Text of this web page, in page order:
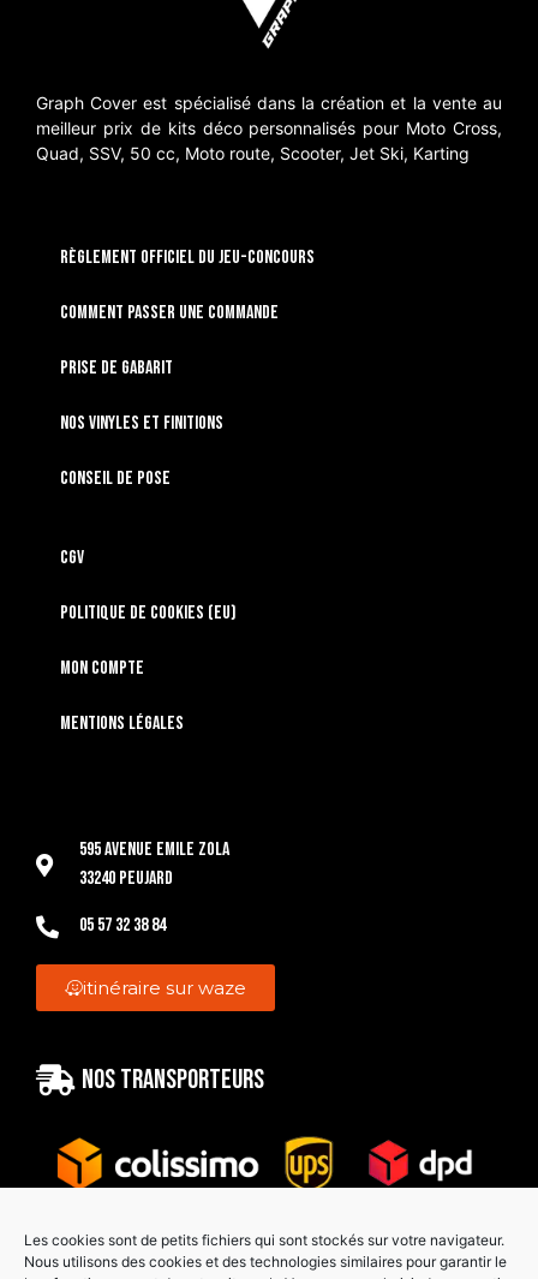
Les cookies sont de petits fichiers qui sont stockés sur votre navigateur.
Nous utilisons des cookies et des technologies similaires pour garantir le
Graph Cover est spécialisé dans la création et la vente au
meilleur prix de kits déco personnalisés pour Moto Cross,
Quad, SSV, 50 cc, Moto route, Scooter, Jet Ski, Karting
RÈGLEMENT OFFICIEL DU JEU-CONCOURS
Comment passer une commande
Prise de gabarit
Nos vinyles et finitions
Conseil de pose
CGV
Politique de cookies (EU)
Mon compte
Mentions légales
595 Avenue Emile Zola
33240 Peujard
05 57 32 38 84
itinéraire sur waze
Nos transporteurs